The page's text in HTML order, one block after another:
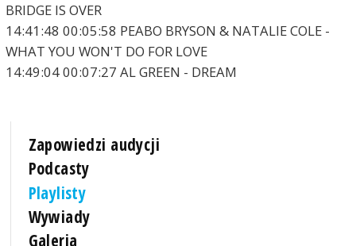
BRIDGE IS OVER
14:41:48 00:05:58 PEABO BRYSON & NATALIE COLE -
WHAT YOU WON'T DO FOR LOVE
14:49:04 00:07:27 AL GREEN - DREAM
Zapowiedzi audycji
Podcasty
Playlisty
Wywiady
Galeria